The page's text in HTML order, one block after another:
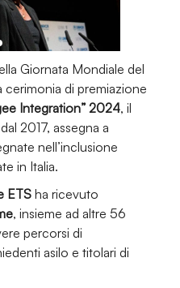
Giornata Mondiale del
cerimonia di premiazione
Integration” 2024, il
2017, assegna a
nell’inclusione
in Italia.
ETSha ricevuto
, insieme ad altre 56
percorsi di
asilo e titolari di